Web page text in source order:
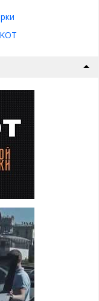
- 15%
Pilot
и допускается ПДД
в оконный проем